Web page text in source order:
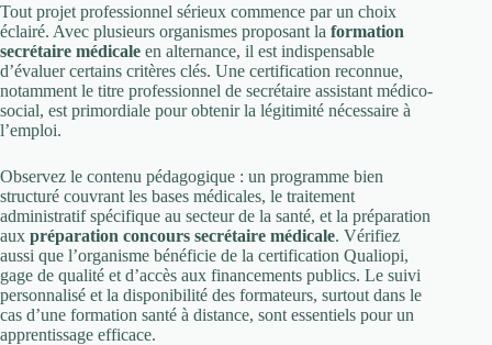
Tout projet professionnel sérieux commence par un choix
éclairé. Avec plusieurs organismes proposant la formation
secrétaire médicale en alternance, il est indispensable
d’évaluer certains critères clés. Une certification reconnue,
notamment le titre professionnel de secrétaire assistant médico-
social, est primordiale pour obtenir la légitimité nécessaire à
l’emploi.
Observez le contenu pédagogique : un programme bien
structuré couvrant les bases médicales, le traitement
administratif spécifique au secteur de la santé, et la préparation
aux préparation concours secrétaire médicale. Vérifiez
aussi que l’organisme bénéficie de la certification Qualiopi,
gage de qualité et d’accès aux financements publics. Le suivi
personnalisé et la disponibilité des formateurs, surtout dans le
cas d’une formation santé à distance, sont essentiels pour un
apprentissage efficace.